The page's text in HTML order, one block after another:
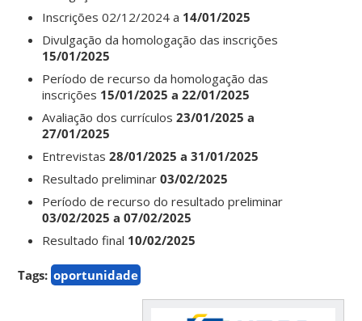
Inscrições 02/12/2024 a 14/01/2025
Divulgação da homologação das inscrições
15/01/2025
Período de recurso da homologação das
inscrições 15/01/2025 a 22/01/2025
Avaliação dos currículos23/01/2025 a
27/01/2025
Entrevistas28/01/2025 a 31/01/2025
Resultado preliminar03/02/2025
Período de recurso do resultado preliminar
03/02/2025 a 07/02/2025
Resultado final 10/02/2025
Tags: oportunidade